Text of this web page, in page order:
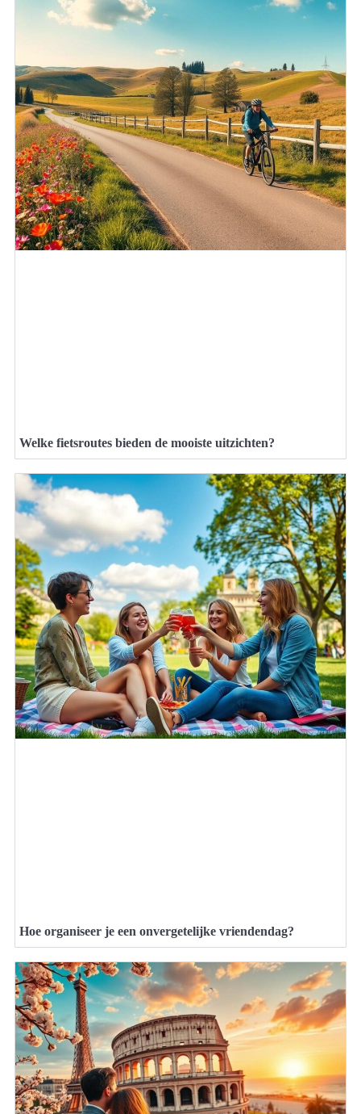
Welke fietsroutes bieden de mooiste uitzichten?
Hoe organiseer je een onvergetelijke vriendendag?